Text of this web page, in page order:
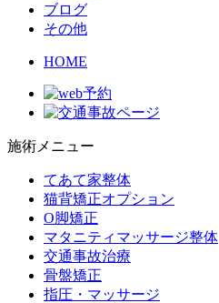
ブログ
その他
HOME
施術メニュー
てあて家整体
猫背矯正オプション
O脚矯正
マタニティマッサージ整体
交通事故治療
骨盤矯正
指圧・マッサージ